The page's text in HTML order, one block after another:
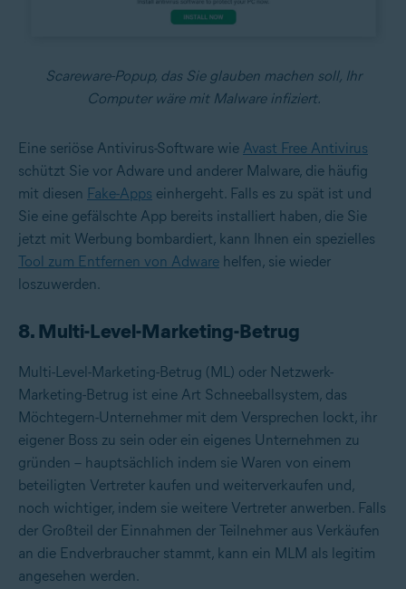
Scareware-Popup, das Sie glauben machen soll, Ihr
Computer wäre mit Malware infiziert.
Eine seriöse Antivirus-Software wie Avast Free Antivirus
schützt Sie vor Adware und anderer Malware, die häufig
mit diesen Fake-Apps einhergeht. Falls es zu spät ist und
Sie eine gefälschte App bereits installiert haben, die Sie
jetzt mit Werbung bombardiert, kann Ihnen ein spezielles
Tool zum Entfernen von Adware helfen, sie wieder
loszuwerden.
8. Multi-Level-Marketing-Betrug
Multi-Level-Marketing-Betrug (ML) oder Netzwerk-
Marketing-Betrug ist eine Art Schneeballsystem, das
Möchtegern-Unternehmer mit dem Versprechen lockt, ihr
eigener Boss zu sein oder ein eigenes Unternehmen zu
gründen – hauptsächlich indem sie Waren von einem
beteiligten Vertreter kaufen und weiterverkaufen und,
noch wichtiger, indem sie weitere Vertreter anwerben. Falls
der Großteil der Einnahmen der Teilnehmer aus Verkäufen
an die Endverbraucher stammt, kann ein MLM als legitim
angesehen werden.